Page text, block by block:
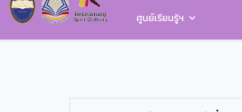
ศูนย์เรียนรู้ฯ